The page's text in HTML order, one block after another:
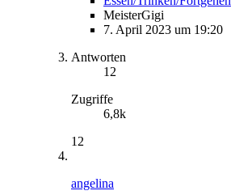
MeisterGigi
7. April 2023 um 19:20
Antworten
12
Zugriffe
6,8k
12
angelina